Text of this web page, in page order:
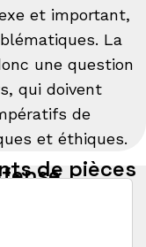
et important,
La
une question
qui doivent
de
et éthiques.
de pièces